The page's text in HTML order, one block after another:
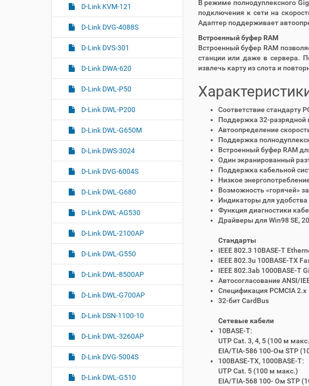
В режиме полнодуплексного
подключения к сети на
Адаптер поддерживает
Встроенный буфер RAM
Встроенный буфер RAM
станции или даже в сервера.
извлечь карту из слота и
Соответствие стандарту
Поддержка 32-разрядной
Автоопределение
Поддержка
Встроенный буфер RAM
Один экранированный
Поддержка кабельной
Низкое
Возможность «горячей»
Индикаторы для удобства
Функция диагностики
Драйверы для Win98 SE,
Стандарты
IEEE 802.3 10BASE-T
IEEE 802.3u 100BASE-TX
IEEE 802.3ab 1000BASE-T
Автосогласование ANSI/
Спецификация PCMCIA 2.x
32-бит CardBus
Сетевые кабели
10BASE-T:
UTP Cat. 3, 4, 5 (100 м
EIA/TIA-586 100-Ом STP
100BASE-TX, 1000BASE-T:
UTP Cat. 5 (100 м макс.)
EIA/TIA-568 100- Ом STP
D-Link KVM-121
D-Link DVG-4088S
D-Link DVS-301
D-Link DWA-620
D-Link DWL-P50
D-Link DWL-P200
D-Link DWL-G650M
D-Link DWS-3024
D-Link DVG-6004S
D-Link DWL-G680
D-Link DWL-AG530
D-Link DWL-2100AP
D-Link DWL-G550
D-Link DWL-8500AP
D-Link DWL-G700AP
D-Link DSN-1100-10
D-Link DWL-3260AP
D-Link DVG-5004S
D-Link DWL-G510